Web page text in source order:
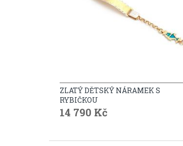
ZLATÝ DĚTSKÝ NÁRAMEK S
RYBIČKOU
14 790 Kč